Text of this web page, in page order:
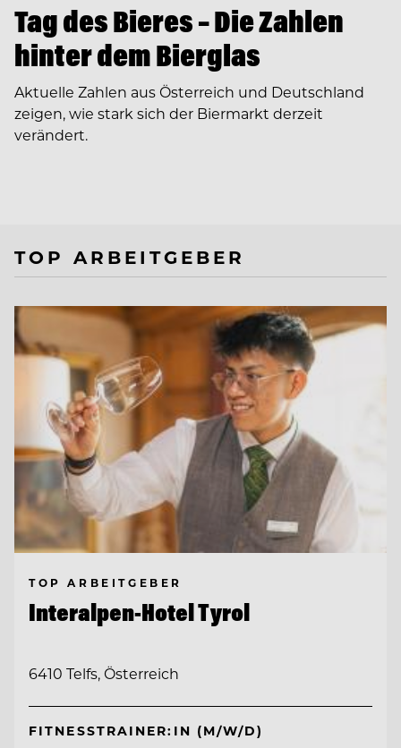
Tag des Bieres – Die Zahlen
hinter dem Bierglas
Aktuelle Zahlen aus Österreich und Deutschland
zeigen, wie stark sich der Biermarkt derzeit
verändert.
TOP ARBEITGEBER
TOP ARBEITGEBER
Interalpen-Hotel Tyrol
6410 Telfs, Österreich
FITNESSTRAINER:IN (M/W/D)